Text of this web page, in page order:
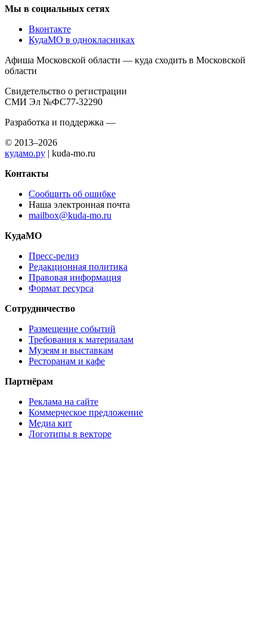
Мы в социальных сетях
Вконтакте
КудаМО в однокласниках
Афиша Московской области — куда сходить в Московской
области
Свидетельство о регистрации
СМИ Эл №ФС77-32290
Разработка и поддержка —
© 2013–2026
кудамо.ру | kuda-mo.ru
Контакты
Сообщить об ошибке
Наша электронная почта
mailbox@kuda-mo.ru
КудаМО
Пресс-релиз
Редакционная политика
Правовая информация
Формат ресурса
Сотрудничество
Размещение событий
Требования к материалам
Музеям и выставкам
Ресторанам и кафе
Партнёрам
Реклама на сайте
Коммерческое предложение
Медиа кит
Логотипы в векторе